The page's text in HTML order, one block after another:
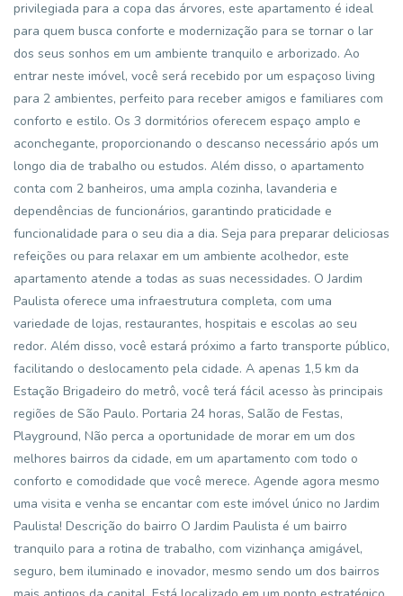
privilegiada para a copa das árvores, este apartamento é ideal
para quem busca conforte e modernização para se tornar o lar
dos seus sonhos em um ambiente tranquilo e arborizado. Ao
entrar neste imóvel, você será recebido por um espaçoso living
para 2 ambientes, perfeito para receber amigos e familiares com
conforto e estilo. Os 3 dormitórios oferecem espaço amplo e
aconchegante, proporcionando o descanso necessário após um
longo dia de trabalho ou estudos. Além disso, o apartamento
conta com 2 banheiros, uma ampla cozinha, lavanderia e
dependências de funcionários, garantindo praticidade e
funcionalidade para o seu dia a dia. Seja para preparar deliciosas
refeições ou para relaxar em um ambiente acolhedor, este
apartamento atende a todas as suas necessidades. O Jardim
Paulista oferece uma infraestrutura completa, com uma
variedade de lojas, restaurantes, hospitais e escolas ao seu
redor. Além disso, você estará próximo a farto transporte público,
facilitando o deslocamento pela cidade. A apenas 1,5 km da
Estação Brigadeiro do metrô, você terá fácil acesso às principais
regiões de São Paulo. Portaria 24 horas, Salão de Festas,
Playground, Não perca a oportunidade de morar em um dos
melhores bairros da cidade, em um apartamento com todo o
conforto e comodidade que você merece. Agende agora mesmo
uma visita e venha se encantar com este imóvel único no Jardim
Paulista! Descrição do bairro O Jardim Paulista é um bairro
tranquilo para a rotina de trabalho, com vizinhança amigável,
seguro, bem iluminado e inovador, mesmo sendo um dos bairros